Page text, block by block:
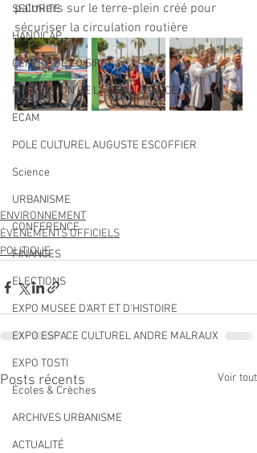
SECURITE
HANDICAP
CENTRE DE LOISIRS
PREVENTION DE LA DELINQUANCE
ECAM
POLE CULTUREL AUGUSTE ESCOFFIER
Science
URBANISME
CONFERENCE
FINANCES
ELECTIONS
EXPO MUSEE D'ART ET D'HISTOIRE
EXPO ESPACE CULTUREL ANDRE MALRAUX
EXPO TOSTI
Écoles & Crèches
ARCHIVES URBANISME
ACTUALITÉ
palmiers sur le terre-plein créé pour
sécuriser la circulation routière
ENVIRONNEMENT
ÉVÉNEMENTS OFFICIELS
POLITIQUE
Posts récents Voir tout